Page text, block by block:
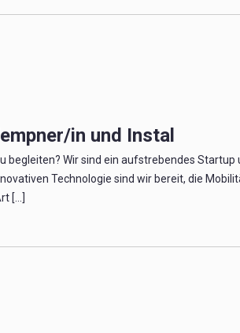
in und Instal
Wir sind ein aufstrebendes
Technologie sind wir bereit, die
[...]